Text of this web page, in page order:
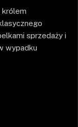
królem
sprzedaży i
wypadku